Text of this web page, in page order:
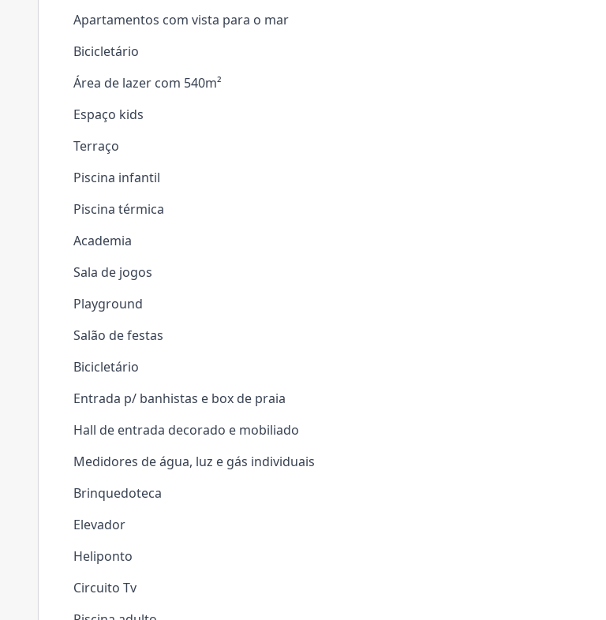
Apartamentos com vista para o mar
Bicicletário
Área de lazer com 540m²
Espaço kids
Terraço
Piscina infantil
Piscina térmica
Academia
Sala de jogos
Playground
Salão de festas
Bicicletário
Entrada p/ banhistas e box de praia
Hall de entrada decorado e mobiliado
Medidores de água, luz e gás individuais
Brinquedoteca
Elevador
Heliponto
Circuito Tv